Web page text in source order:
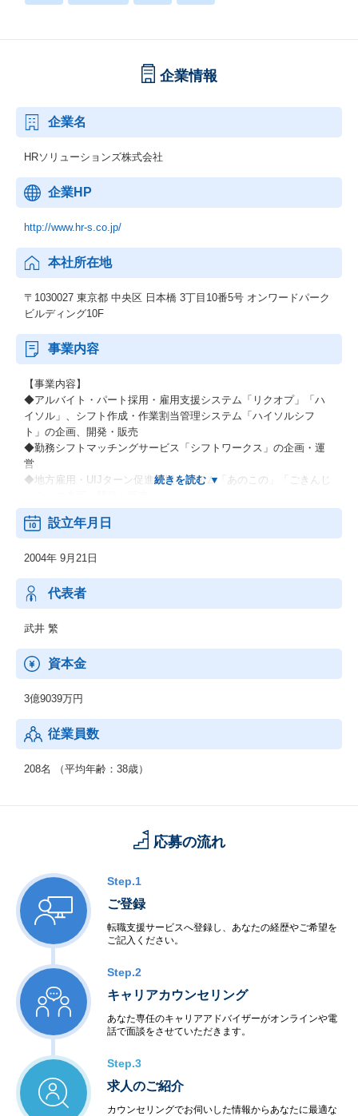
企業情報
企業名
HRソリューションズ株式会社
企業HP
http://www.hr-s.co.jp/
本社所在地
〒1030027 東京都 中央区 日本橋 3丁目10番5号 オンワードパーク
ビルディング10F
事業内容
【事業内容】
◆アルバイト・パート採用・雇用支援システム「リクオプ」「ハ
イソル」、シフト作成・作業割当管理システム「ハイソルシフ
ト」の企画、開発・販売
◆勤務シフトマッチングサービス「シフトワークス」の企画・運
営
◆地方雇用・UIJターン促進支援システム「あのこの」「ごきんじ
◆人材採用領域における主な業務／WEBサイト企画制作／WEBマ
ーケティング全般／コンサルティングトレーニング など
設立年月日
2004年 9月21日
代表者
武井 繁
資本金
3億9039万円
従業員数
208名 （平均年齢：38歳）
応募の流れ
Step.1
ご登録
転職支援サービスへ登録し、あなたの経歴やご希望を
ご記入ください。
Step.2
キャリアカウンセリング
あなた専任のキャリアアドバイザーがオンラインや電
話で面談をさせていただきます。
Step.3
求人のご紹介
カウンセリングでお伺いした情報からあなたに最適な